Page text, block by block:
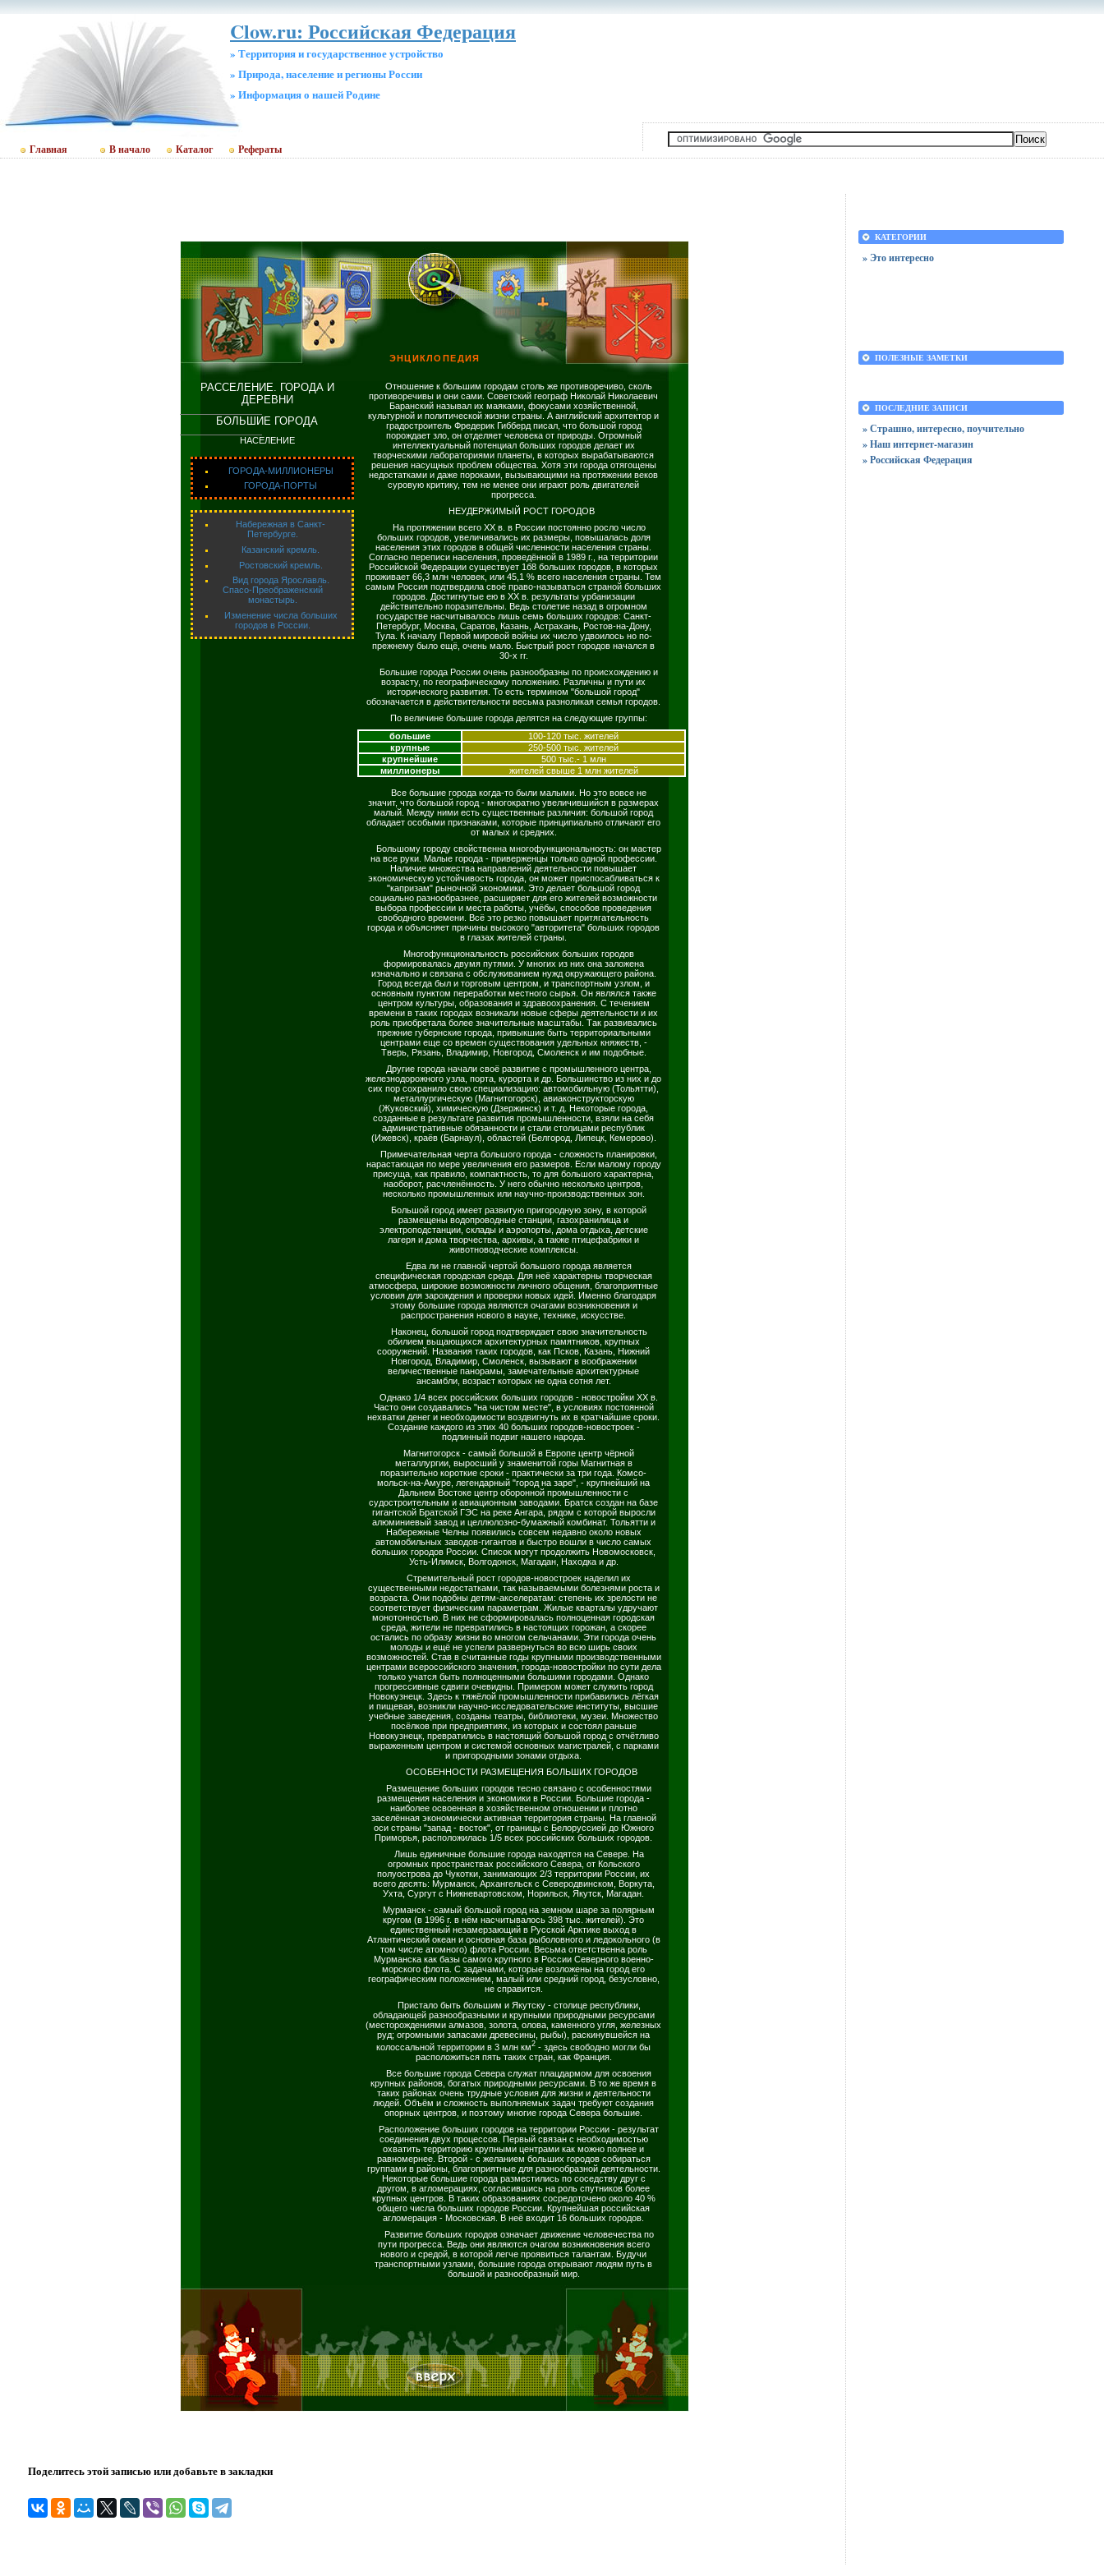
Clow.ru: Российская Федерация
» Территория и государственное устройство
» Природа, население и регионы России
» Информация о нашей Родине
Главная В начало Каталог Рефераты
ЭНЦИКЛОПЕДИЯ
РАССЕЛЕНИЕ. ГОРОДА И
ДЕРЕВНИ
БОЛЬШИЕ ГОРОДА
НАСЕЛЕНИЕ
ГОРОДА-МИЛЛИОНЕРЫ
ГОРОДА-ПОРТЫ
Набережная в Санкт-
Петербурге.
Казанский кремль.
Ростовский кремль.
Вид города Ярославль.
Спасо-Преображенский
монастырь.
Изменение числа больших
городов в России.
Отношение к большим городам столь же противоречиво, сколь
противоречивы и они сами. Советский географ Николай Николаевич
Баранский называл их маяками, фокусами хозяйственной,
культурной и политической жизни страны. А английский архитектор и
градостроитель Фредерик Гибберд писал, что большой город
порождает зло, он отделяет человека от природы. Огромный
интеллектуальный потенциал больших городов делает их
творческими лабораториями планеты, в которых вырабатываются
решения насущных проблем общества. Хотя эти города отягощены
недостатками и даже пороками, вызывающими на протяжении веков
суровую критику, тем не менее они играют роль двигателей
прогресса.
НЕУДЕРЖИМЫЙ РОСТ ГОРОДОВ
На протяжении всего XX в. в России постоянно росло число
больших городов, увеличивались их размеры, повышалась доля
населения этих городов в общей численности населения страны.
Согласно переписи населения, проведённой в 1989 г., на территории
Российской Федерации существует 1б8 больших городов, в которых
проживает 66,3 млн человек, или 45,1 % всего населения страны. Тем
самым Россия подтвердила своё право-называться страной больших
городов. Достигнутые ею в XX в. результаты урбанизации
действительно поразительны. Ведь столетие назад в огромном
государстве насчитывалось лишь семь больших городов: Санкт-
Петербург, Москва, Саратов, Казань, Астрахань, Ростов-на-Дону,
Тула. К началу Первой мировой войны их число удвоилось но по-
прежнему было ещё, очень мало. Быстрый рост городов начался в
30-х гг.
Большие города России очень разнообразны по происхождению и
возрасту, по географическому положению. Различны и пути их
исторического развития. То есть термином "большой город"
обозначается в действительности весьма разноликая семья городов.
По величине большие города делятся на следующие группы:
большие
100-120 тыс. жителей
крупные
250-500 тыс. жителей
крупнейшие
500 тыс.- 1 млн
миллионеры
жителей свыше 1 млн жителей
Все большие города когда-то были малыми. Но это вовсе не
значит, что большой город - многократно увеличившийся в размерах
малый. Между ними есть существенные различия: большой город
обладает особыми признаками, которые принципиально отличают его
от малых и средних.
Большому городу свойственна многофункциональность: он мастер
на все руки. Малые города - приверженцы только одной профессии.
Наличие множества направлений деятельности повышает
экономическую устойчивость города, он может приспосабливаться к
"капризам" рыночной экономики. Это делает большой город
социально разнообразнее, расширяет для его жителей возможности
выбора профессии и места работы, учёбы, способов проведения
свободного времени. Всё это резко повышает притягательность
города и объясняет причины высокого "авторитета" больших городов
в глазах жителей страны.
Многофункциональность российских больших городов
формировалась двумя путями. У многих из них она заложена
изначально и связана с обслуживанием нужд окружающего района.
Город всегда был и торговым центром, и транспортным узлом, и
основным пунктом переработки местного сырья. Он являлся также
центром культуры, образования и здравоохранения. С течением
времени в таких городах возникали новые сферы деятельности и их
роль приобретала более значительные масштабы. Так развивались
прежние губернские города, привыкшие быть территориальными
центрами еще со времен существования удельных княжеств, -
Тверь, Рязань, Владимир, Новгород, Смоленск и им подобные.
Другие города начали своё развитие с промышленного центра,
железнодорожного узла, порта, курорта и др. Большинство из них и до
сих пор сохранило свою специализацию: автомобильную (Тольятти),
металлургическую (Магнитогорск), авиаконструкторскую
(Жуковский), химическую (Дзержинск) и т. д. Некоторые города,
созданные в результате развития промышленности, взяли на себя
административные обязанности и стали столицами республик
(Ижевск), краёв (Барнаул), областей (Белгород, Липецк, Кемерово).
Примечательная черта большого города - сложность планировки,
нарастающая по мере увеличения его размеров. Если малому городу
присуща, как правило, компактность, то для большого характерна,
наоборот, расчленённость. У него обычно несколько центров,
несколько промышленных или научно-производственных зон.
Большой город имеет развитую пригородную зону, в которой
размещены водопроводные станции, газохранилища и
электроподстанции, склады и аэропорты, дома отдыха, детские
лагеря и дома творчества, архивы, а также птицефабрики и
животноводческие комплексы.
Едва ли не главной чертой большого города является
специфическая городская среда. Для неё характерны творческая
атмосфера, широкие возможности личного общения, благоприятные
условия для зарождения и проверки новых идей. Именно благодаря
этому большие города являются очагами возникновения и
распространения нового в науке, технике, искусстве.
Наконец, большой город подтверждает свою значительность
обилием вьщающихся архитектурных памятников, крупных
сооружений. Названия таких городов, как Псков, Казань, Нижний
Новгород, Владимир, Смоленск, вызывают в воображении
величественные панорамы, замечательные архитектурные
ансамбли, возраст которых не одна сотня лет.
Однако 1/4 всех российских больших городов - новостройки XX в.
Часто они создавались "на чистом месте", в условиях постоянной
нехватки денег и необходимости воздвигнуть их в кратчайшие сроки.
Создание каждого из этих 40 больших городов-новостроек -
подлинный подвиг нашего народа.
Магнитогорск - самый большой в Европе центр чёрной
металлургии, выросший у знаменитой горы Магнитная в
поразительно короткие сроки - практически за три года. Комсо-
мольск-на-Амуре, легендарный "город на заре", - крупнейший на
Дальнем Востоке центр оборонной промышленности с
судостроительным и авиационным заводами. Братск создан на базе
гигантской Братской ГЭС на реке Ангара, рядом с которой выросли
алюминиевый завод и целлюлозно-бумажный комбинат. Тольятти и
Набережные Челны появились совсем недавно около новых
автомобильных заводов-гигантов и быстро вошли в число самых
больших городов России. Список могут продолжить Новомосковск,
Усть-Илимск, Волгодонск, Магадан, Находка и др.
Стремительный рост городов-новостроек наделил их
существенными недостатками, так называемыми болезнями роста и
возраста. Они подобны детям-акселератам: степень их зрелости не
соответствует физическим параметрам. Жилые кварталы удручают
монотонностью. В них не сформировалась полноценная городская
среда, жители не превратились в настоящих горожан, а скорее
остались по образу жизни во многом сельчанами. Эти города очень
молоды и ещё не успели развернуться во всю ширь своих
возможностей. Став в считанные годы крупными производственными
центрами всероссийского значения, города-новостройки по сути дела
только учатся быть полноценными большими городами. Однако
прогрессивные сдвиги очевидны. Примером может служить город
Новокузнецк. Здесь к тяжёлой промышленности прибавились лёгкая
и пищевая, возникли научно-исследовательские институты, высшие
учебные заведения, созданы театры, библиотеки, музеи. Множество
посёлков при предприятиях, из которых и состоял раньше
Новокузнецк, превратились в настоящий большой город с отчётливо
выраженным центром и системой основных магистралей, с парками
и пригородными зонами отдыха.
ОСОБЕННОСТИ РАЗМЕЩЕНИЯ БОЛЬШИХ ГОРОДОВ
Размещение больших городов тесно связано с особенностями
размещения населения и экономики в России. Большие города -
наиболее освоенная в хозяйственном отношении и плотно
заселённая экономически активная территория страны. На главной
оси страны "запад - восток", от границы с Белоруссией до Южного
Приморья, расположилась 1/5 всех российских больших городов.
Лишь единичные большие города находятся на Севере. На
огромных пространствах российского Севера, от Кольского
полуострова до Чукотки, занимающих 2/3 территории России, их
всего десять: Мурманск, Архангельск с Северодвинском, Воркута,
Ухта, Сургут с Нижневартовском, Норильск, Якутск, Магадан.
Мурманск - самый большой город на земном шаре за полярным
кругом (в 1996 г. в нём насчитывалось 398 тыс. жителей). Это
единственный незамерзающий в Русской Арктике выход в
Атлантический океан и основная база рыболовного и ледокольного (в
том числе атомного) флота России. Весьма ответственна роль
Мурманска как базы самого крупного в России Северного военно-
морского флота. С задачами, которые возложены на город его
географическим положением, малый или средний город, безусловно,
не справится.
Пристало быть большим и Якутску - столице республики,
обладающей разнообразными и крупными природными ресурсами
(месторождениями алмазов, золота, олова, каменного угля, железных
руд; огромными запасами древесины, рыбы), раскинувшейся на
колоссальной территории в 3 млн км2 - здесь свободно могли бы
расположиться пять таких стран, как Франция.
Все большие города Севера служат плацдармом для освоения
крупных районов, богатых природными ресурсами. В то же время в
таких районах очень трудные условия для жизни и деятельности
людей. Объём и сложность выполняемых задач требуют создания
опорных центров, и поэтому многие города Севера большие.
Расположение больших городов на территории России - результат
соединения двух процессов. Первый связан с необходимостью
охватить территорию крупными центрами как можно полнее и
равномернее. Второй - с желанием больших городов собираться
группами в районы, благоприятные для разнообразной деятельности.
Некоторые большие города разместились по соседству друг с
другом, в агломерациях, согласившись на роль спутников более
крупных центров. В таких образованиях сосредоточено около 40 %
общего числа больших городов России. Крупнейшая российская
агломерация - Московская. В неё входит 16 больших городов.
Развитие больших городов означает движение человечества по
пути прогресса. Ведь они являются очагом возникновения всего
нового и средой, в которой легче проявиться талантам. Будучи
транспортными узлами, большие города открывают людям путь в
большой и разнообразный мир.
Поделитесь этой записью или добавьте в закладки
КАТЕГОРИИ
» Это интересно
ПОЛЕЗНЫЕ ЗАМЕТКИ
ПОСЛЕДНИЕ ЗАПИСИ
» Страшно, интересно, поучительно
» Наш интернет-магазин
» Российская Федерация